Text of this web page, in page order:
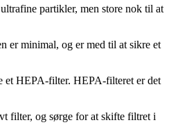
partikler, men store nok til at
er minimal, og er med til at sikre et
et HEPA-filter. HEPA-filteret er det
filter, og sørge for at skifte filtret i